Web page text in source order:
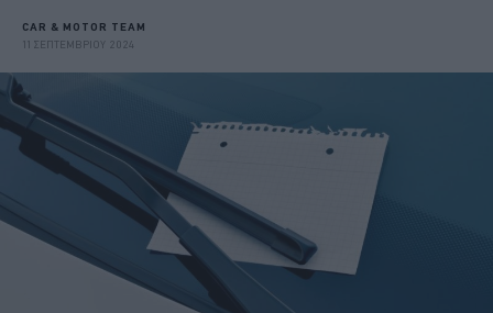
CAR & MOTOR TEAM
11 ΣΕΠΤΕΜΒΡΙΟΥ 2024